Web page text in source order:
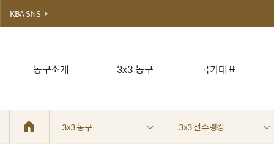
농구소개 3x3 농구 국가대표
KBA SNS
3x3 농구 3x3 선수랭킹